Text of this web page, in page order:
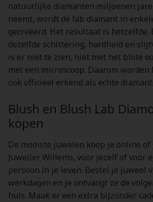
natuurlijke diamanten miljoenen
neemt, wordt de lab diamant in
gecreëerd. Het resultaat is hetzelfde.
dezelfde schittering, hardheid en
is er niet te zien, niet met het blote
met een microscoop. Daarom
ook officieel erkend als echte
Blush en Blush Lab
kopen
De mooiste juwelen koop je online
Juwelier Willems, voor jezelf of voor
persoon in je leven. Bestel je juweel
werkdagen en je ontvangt ze de
huis. Maak er een extra bijzonder